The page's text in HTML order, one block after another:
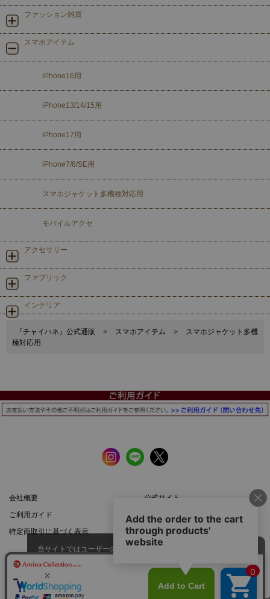
ファッション雑貨
スマホアイテム
iPhone16用
iPhone13/14/15用
iPhone17用
iPhone7/8/SE用
スマホジャケット多機種対応用
モバイルアクセ
アクセサリー
ファブリック
インテリア
『チャイハネ』公式通販 > スマホアイテム >
スマホジャケット多機
種対応用
会社概要
公式サイト
ご利用ガイド
店舗一覧
特定商取引に基づく表示
プライバシーポリシー
スマートフォン | PCサイト
当サイトではユーザーの利便性向